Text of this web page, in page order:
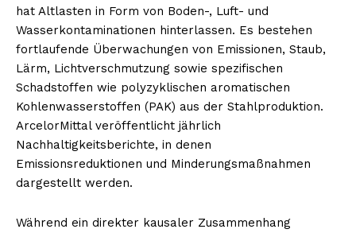
hat Altlasten in Form von Boden-, Luft- und
Wasserkontaminationen hinterlassen. Es bestehen
fortlaufende Überwachungen von Emissionen, Staub,
Lärm, Lichtverschmutzung sowie spezifischen
Schadstoffen wie polyzyklischen aromatischen
Kohlenwasserstoffen (PAK) aus der Stahlproduktion.
ArcelorMittal veröffentlicht jährlich
Nachhaltigkeitsberichte, in denen
Emissionsreduktionen und Minderungsmaßnahmen
dargestellt werden.
Während ein direkter kausaler Zusammenhang